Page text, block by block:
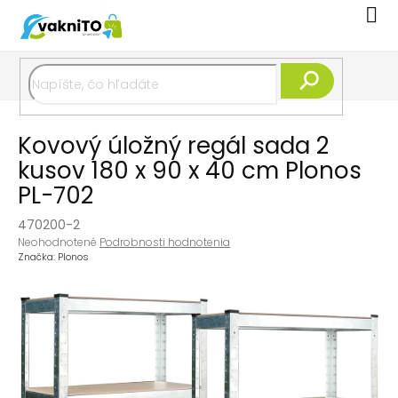
obsah
Kovový úložný regál sada 2
kusov 180 x 90 x 40 cm Plonos
PL-702
470200-2
Priemerné
hodnotenie
0,0
z
5
hviezdičiek.
Neohodnotené Podrobnosti hodnotenia
Značka: Plonos